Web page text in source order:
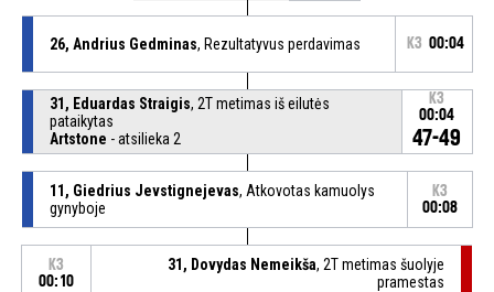
26, Andrius Gedminas, Rezultatyvus perdavimas K3 00:04
31, Eduardas Straigis, 2T metimas iš eilutės
pataikytas
Artstone - atsilieka 2
K3
00:04
47-49
11, Giedrius Jevstignejevas, Atkovotas kamuolys
gynyboje
K3
00:08
K3
00:10
31, Dovydas Nemeikša, 2T metimas šuolyje
pramestas